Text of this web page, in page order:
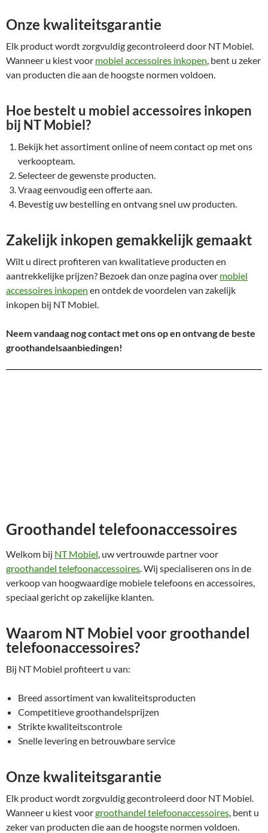
Onze kwaliteitsgarantie
Elk product wordt zorgvuldig gecontroleerd door NT Mobiel.
Wanneer u kiest voor mobiel accessoires inkopen, bent u zeker
van producten die aan de hoogste normen voldoen.
Hoe bestelt u mobiel accessoires inkopen
bij NT Mobiel?
Bekijk het assortiment online of neem contact op met ons
verkoopteam.
Selecteer de gewenste producten.
Vraag eenvoudig een offerte aan.
Bevestig uw bestelling en ontvang snel uw producten.
Zakelijk inkopen gemakkelijk gemaakt
Wilt u direct profiteren van kwalitatieve producten en
aantrekkelijke prijzen? Bezoek dan onze pagina over mobiel
accessoires inkopen en ontdek de voordelen van zakelijk
inkopen bij NT Mobiel.
Neem vandaag nog contact met ons op en ontvang de beste
groothandelsaanbiedingen!
Groothandel telefoonaccessoires
Welkom bij NT Mobiel, uw vertrouwde partner voor
groothandel telefoonaccessoires. Wij specialiseren ons in de
verkoop van hoogwaardige mobiele telefoons en accessoires,
speciaal gericht op zakelijke klanten.
Waarom NT Mobiel voor groothandel
telefoonaccessoires?
Bij NT Mobiel profiteert u van:
Breed assortiment van kwaliteitsproducten
Competitieve groothandelsprijzen
Strikte kwaliteitscontrole
Snelle levering en betrouwbare service
Onze kwaliteitsgarantie
Elk product wordt zorgvuldig gecontroleerd door NT Mobiel.
Wanneer u kiest voorgroothandel telefoonaccessoires, bent u
zeker van producten die aan de hoogste normen voldoen.